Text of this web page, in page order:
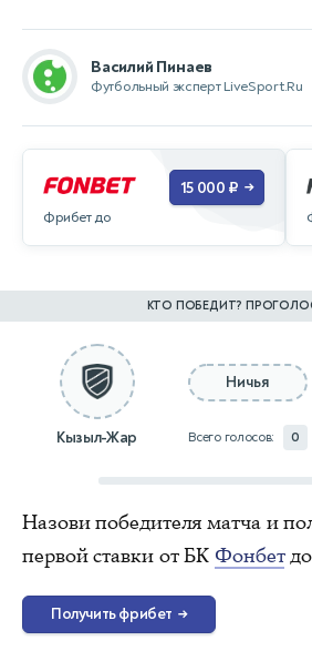
Василий Пинаев
Футбольный эксперт LiveSport.Ru
Фрибет до
15 000 ₽ →
КТО ПОБЕДИТ?
Кызыл-Жар
Ничья
Всего голосов: 0
Назови победителя матча и
первой ставки от БК Фонбетдо
Получить фрибет →